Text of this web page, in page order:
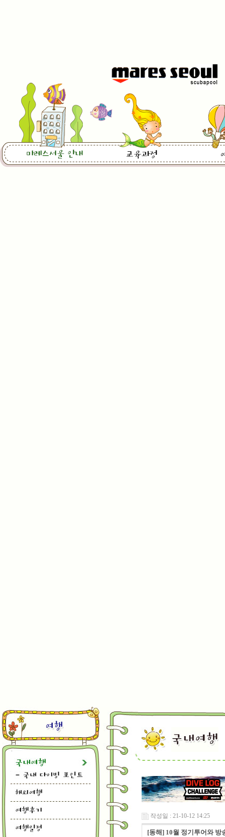
작성일 : 21-10-12 14:25
[동해] 10월 정기투어와 방